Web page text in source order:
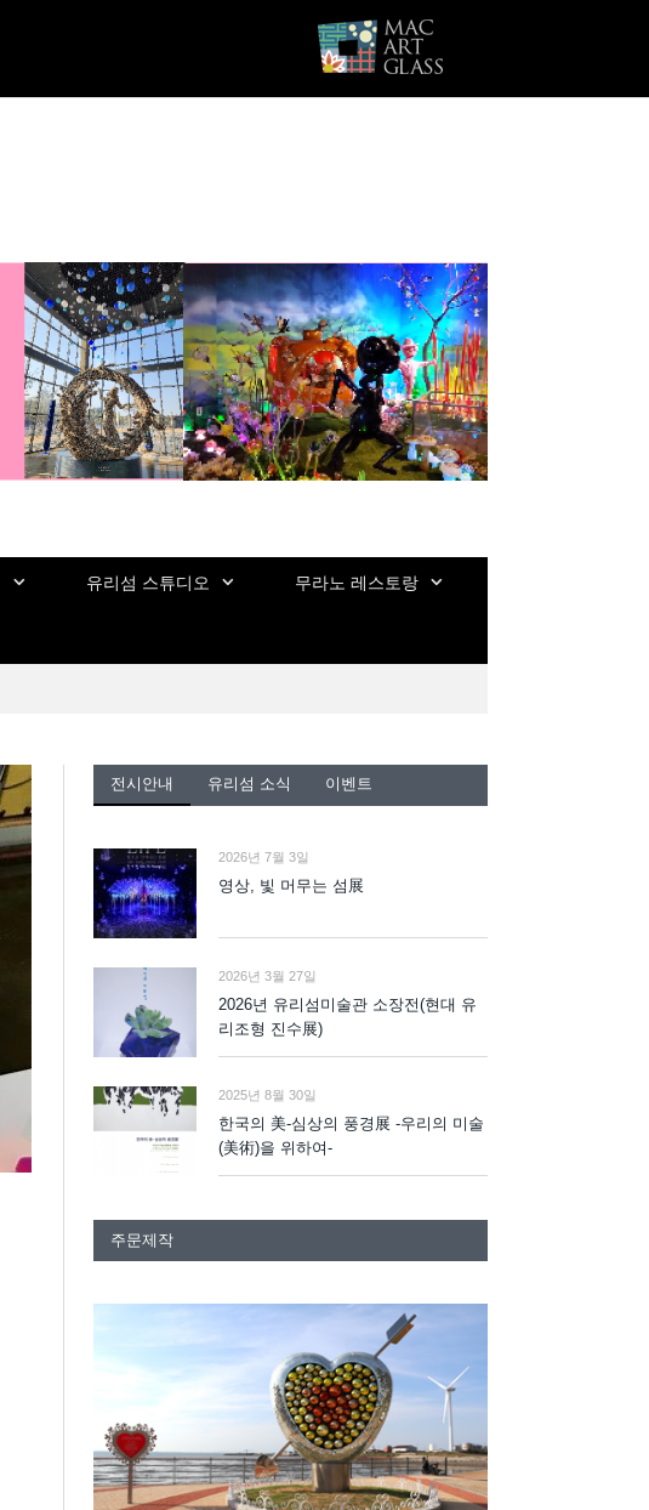
유리섬 스튜디오 무라노 레스토랑
전시안내 유리섬 소식 이벤트
2026년 7월 3일
영상, 빛 머무는 섬展
2026년 3월 27일
2026년 유리섬미술관 소장전(현대 유
리조형 진수展)
2025년 8월 30일
한국의 美-심상의 풍경展 -우리의 미술
(美術)을 위하여-
주문제작